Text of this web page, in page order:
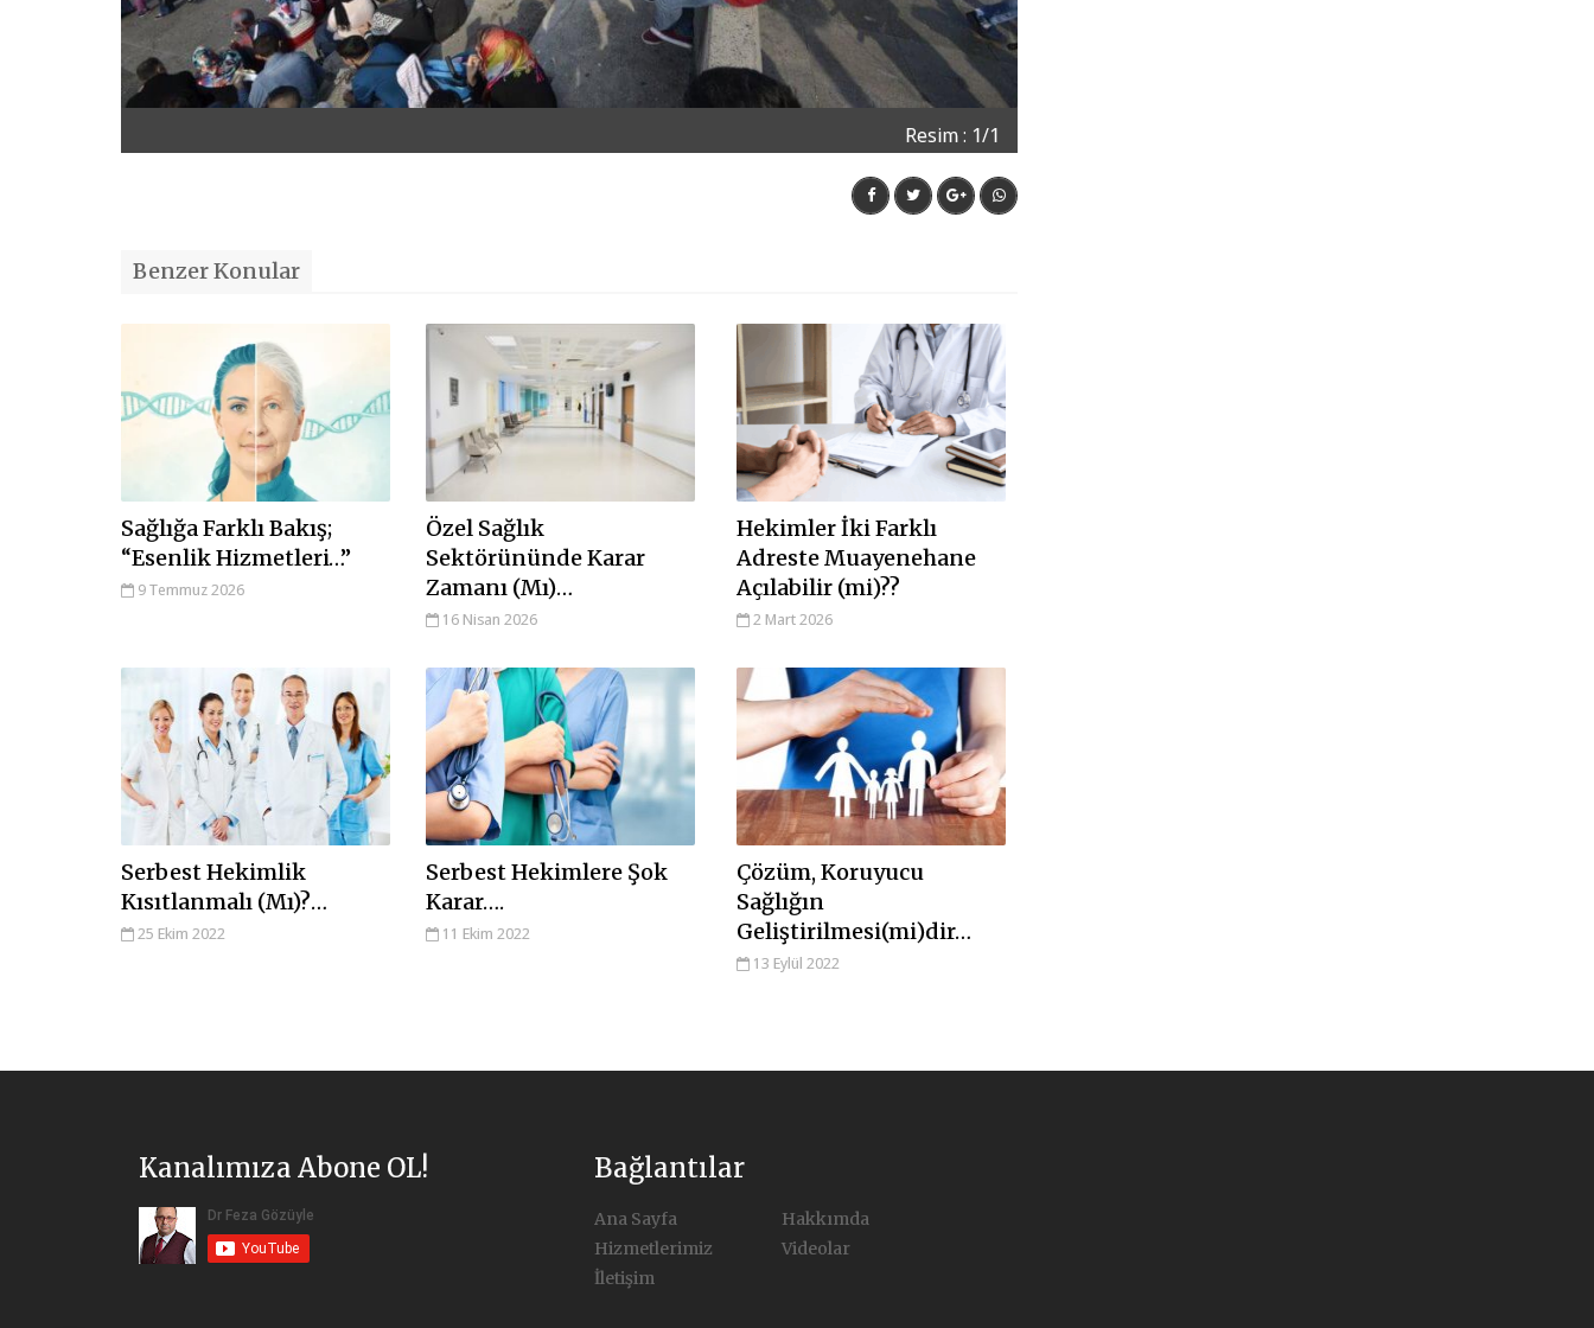
Resim : 1/1
Benzer Konular
Sağlığa Farklı Bakış;
“Esenlik Hizmetleri…”
9 Temmuz 2026
Özel Sağlık
Sektörününde Karar
Zamanı (Mı)…
16 Nisan 2026
Hekimler İki Farklı
Adreste Muayenehane
Açılabilir (mi)??
2 Mart 2026
Serbest Hekimlik
Kısıtlanmalı (Mı)?…
25 Ekim 2022
Serbest Hekimlere Şok
Karar….
11 Ekim 2022
Çözüm, Koruyucu
Sağlığın
Geliştirilmesi(mi)dir…
13 Eylül 2022
Kanalımıza Abone OL! Bağlantılar
Ana Sayfa
Hakkımda
Hizmetlerimiz
Videolar
İletişim